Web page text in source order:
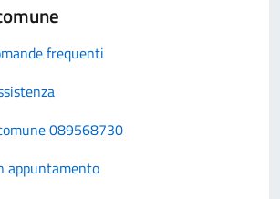
frequenti
089568730
appuntamento